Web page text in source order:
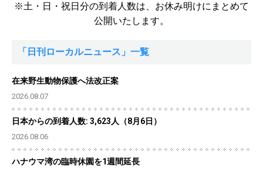
※土・日・祝日分の到着人数は、 お休み明けにまとめて
公開いたします。
「日刊ローカルニュース」一覧
在来野生動物保護へ法改正案
2026.08.07
日本からの到着人数: 3,623人（8月6日）
2026.08.06
ハナウマ湾の臨時休園を1週間延長